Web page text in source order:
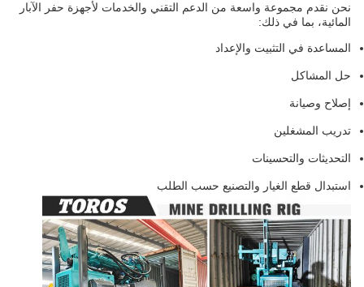
نحن نقدم مجموعة واسعة من الدعم التقني والخدمات لأجهزة حفر الآبار
المائية، بما في ذلك:
المساعدة في التثبيت والإعداد
حل المشاكل
إصلاح وصيانة
تدريب المشغلين
التحديثات والتحسينات
استبدال قطع الغيار والتصنيع حسب الطلب